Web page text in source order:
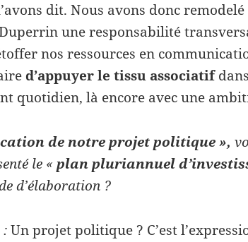
dit. Nous avons donc
une responsabilité
nos ressources en
d’appuyer le tissu associatif
quotidien, là encore avec une
de notre projet politique »,
le « plan pluriannuel
d’élaboration ?
:Un projet politique ? C’est